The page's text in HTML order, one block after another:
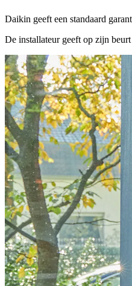
Daikin geeft een standaard
De installateur geeft op zijn